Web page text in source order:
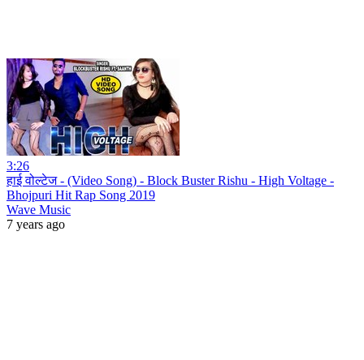
3:26
हाई वोल्टेज - (Video Song) - Block Buster Rishu - High Voltage -
Bhojpuri Hit Rap Song 2019
Wave Music
7 years ago